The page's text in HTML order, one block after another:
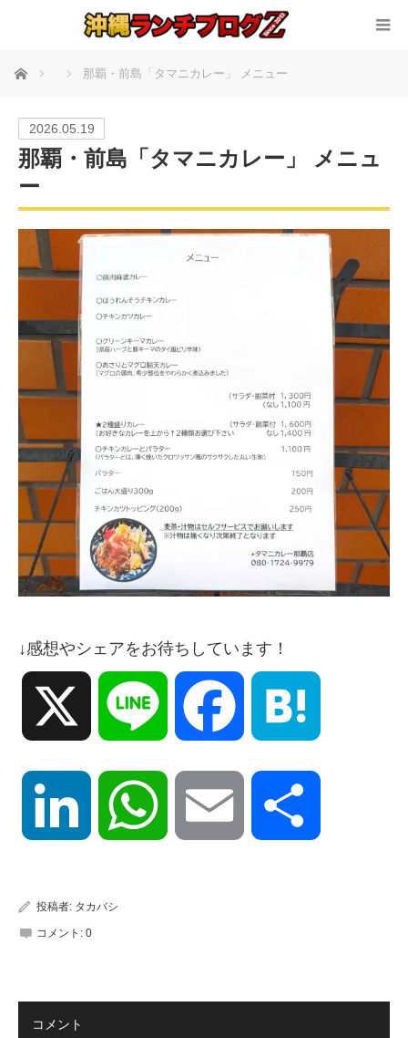
ホーム 那覇・前島「タマニカレー」 メニュー
2026.05.19
那覇・前島「タマニカレー」 メニュ
ー
↓感想やシェアをお待ちしています！
Line Facebook
LinkedIn WhatsApp Email
投稿者: タカバシ
コメント: 0
コメント